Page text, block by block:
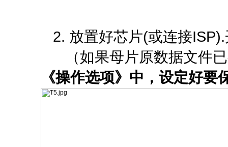
2. 放置好芯片(或连接
（如果母片原数据文件已
《操作选项》中，设定好要